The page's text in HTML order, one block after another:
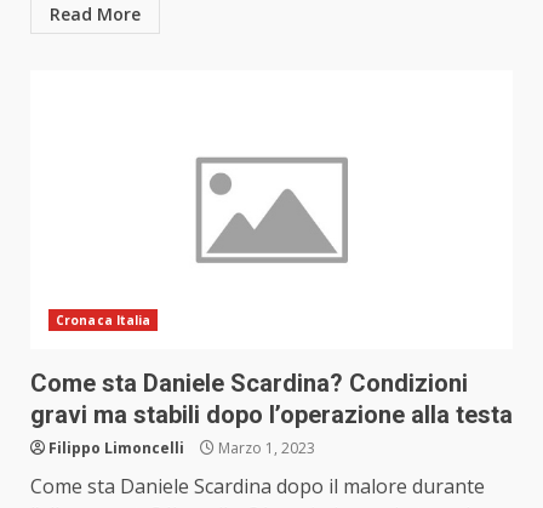
Read More
Cronaca Italia
Come sta Daniele Scardina? Condizioni
gravi ma stabili dopo l’operazione alla testa
Filippo Limoncelli Marzo 1, 2023
Come sta Daniele Scardina dopo il malore durante